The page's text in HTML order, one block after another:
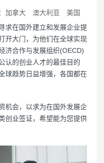
加拿大 澳大利亚
美国
求在国外建立和发展企业提
开大门，为他们在全球实现
济合作与发展组织(OECD)
认的创业人才的最佳目的
球趋势日益增强，各国都在
机会，以求为在国外发展企
创业签证，希望能为您提供